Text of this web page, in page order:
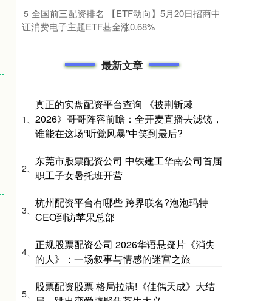
5 ​全国前三配资排名 【ETF动向】5月20日招商中
证消费电子主题ETF基金涨0.68%
最新文章
1、
真正的实盘配资平台查询 《披荆斩棘
2026》哥哥阵容前瞻：全开麦直播去滤镜，
谁能在这场“听觉风暴”中笑到最后?
2、
东莞市股票配资公司 中铁建工华南公司首届
职工子女暑托班开营
3、
杭州配资平台有哪些 跨界联名?泡泡玛特
CEO到访苹果总部
4、
正规股票配资公司 2026华语悬疑片《消失
的人》：一场叙事与情感的迷宫之旅
5、
股票配资股票 格局拉满!《佳偶天成》大结